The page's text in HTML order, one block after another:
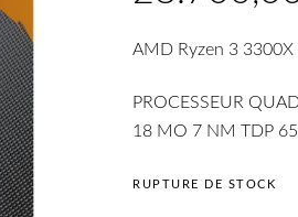
AMD Ryzen 3
PROCESSEUR
18 MO 7 NM TDP
RUPTURE DE STOCK